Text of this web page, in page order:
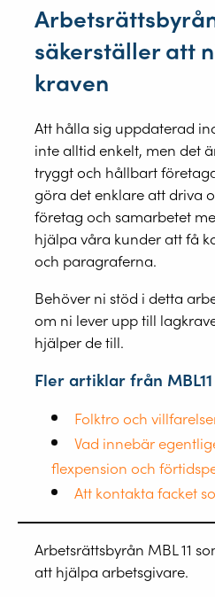
Arbetsrättsbyrån
säkerställer att
kraven
Att hålla sig uppdaterad
inte alltid enkelt, men det
tryggt och hållbart
göra det enklare att driva
företag och samarbetet
hjälpa våra kunder att få
och paragraferna.
Behöver ni stöd i detta
om ni lever upp till
hjälper de till.
Fler artiklar från MBL11
Folktro och
Vad innebär
flexpension och
Att kontakta facket
Arbetsrättsbyrån MBL 11
att hjälpa arbetsgivare.